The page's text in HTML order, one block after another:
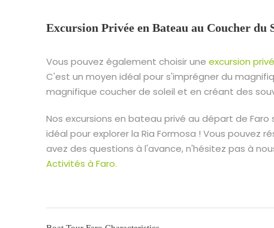
Excursion Privée en Bateau au Coucher du
Vous pouvez également choisir une excursion
C'est un moyen idéal pour s'imprégner du
magnifique coucher de soleil et en créant des
Nos excursions en bateau privé au départ de
idéal pour explorer la Ria Formosa ! Vous pouvez
avez des questions à l'avance, n'hésitez pas à
Activités à Faro.